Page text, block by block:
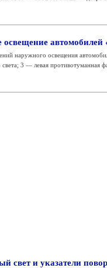
освещение
наружного освещения
света; 3 — левая противотуманная
свет и указатели